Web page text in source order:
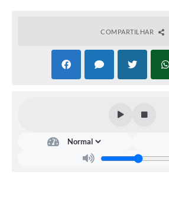
COMPARTILHAR